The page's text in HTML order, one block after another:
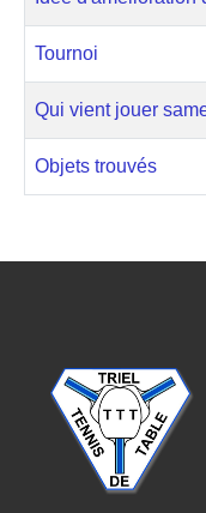
Tournoi
Qui vient jouer
Objets trouvés